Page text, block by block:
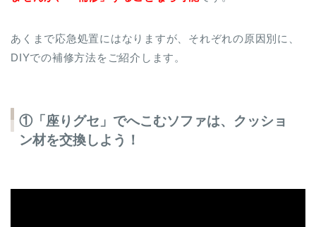
あくまで応急処置にはなりますが、それぞれの原因別に、
DIYでの補修方法をご紹介します。
①「座りグセ」でへこむソファは、クッショ
ン材を交換しよう！